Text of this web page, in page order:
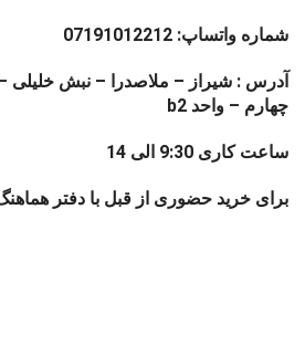
شماره واتساپ: 07191012212
آدرس : شیراز – ملاصدرا – نبش خلیلی –
چهارم – واحد b2
ساعت کاری 9:30 الی 14
برای خرید حضوری از قبل با دفتر